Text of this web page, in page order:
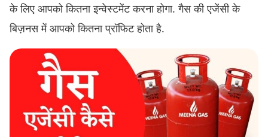
के लिए आपको कितना इन्वेस्टमेंट करना होगा. गैस की एजेंसी के
बिज़नस में आपको कितना प्रॉफिट होता है.